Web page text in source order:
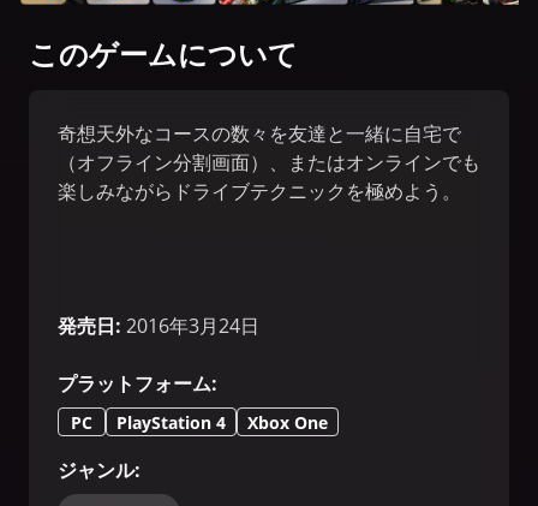
このゲームについて
奇想天外なコースの数々を友達と一緒に自宅で
（オフライン分割画面）、またはオンラインでも
楽しみながらドライブテクニックを極めよう。
発売日: 2016年3月24日
プラットフォーム:
PC PlayStation 4 Xbox One
ジャンル: